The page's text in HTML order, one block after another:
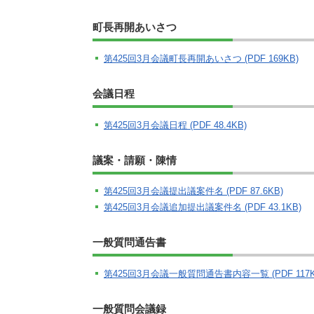
町長再開あいさつ
第425回3月会議町長再開あいさつ (PDF 169KB)
会議日程
第425回3月会議日程 (PDF 48.4KB)
議案・請願・陳情
第425回3月会議提出議案件名 (PDF 87.6KB)
第425回3月会議追加提出議案件名 (PDF 43.1KB)
一般質問通告書
第425回3月会議一般質問通告書内容一覧 (PDF
一般質問会議録